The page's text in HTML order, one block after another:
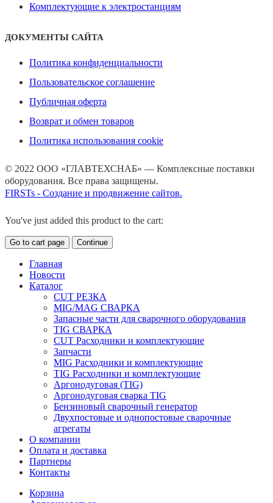
Комплектующие к электростанциям
ДОКУМЕНТЫ САЙТА
Политика конфиденциальности
Пользовательское соглашение
Публичная оферта
Возврат и обмен товаров
Политика использования cookie
© 2022 ООО «ГЛАВТЕХСНАБ» — Комплексные поставки
оборудования. Все права защищены.
FIRSTs - Создание и продвижение сайтов.
You've just added this product to the cart:
Go to cart page Continue
Главная
Новости
Каталог
CUT РЕЗКА
MIG/MAG СВАРКА
Запасные части для сварочного оборудования
TIG СВАРКА
CUT Расходники и комплектующие
Запчасти
MIG Расходники и комплектующие
TIG Расходники и комплектующие
Аргонодуговая (TIG)
Аргонодуговая сварка TIG
Бензиновый сварочный генератор
Двухпостовые и однопостовые сварочные
агрегаты
О компании
Оплата и доставка
Партнеры
Контакты
Корзина